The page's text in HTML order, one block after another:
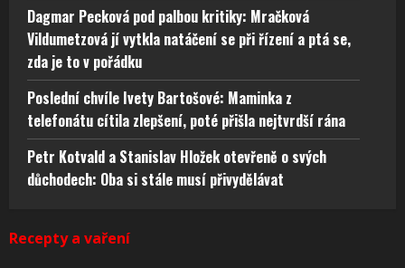
Dagmar Pecková pod palbou kritiky: Mračková
Vildumetzová jí vytkla natáčení se při řízení a ptá se,
zda je to v pořádku
Poslední chvíle Ivety Bartošové: Maminka z
telefonátu cítila zlepšení, poté přišla nejtvrdší rána
Petr Kotvald a Stanislav Hložek otevřeně o svých
důchodech: Oba si stále musí přivydělávat
Recepty a vaření